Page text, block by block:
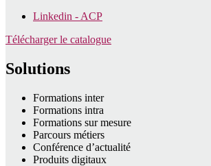
Linkedin - ACP
Télécharger le catalogue
Solutions
Formations inter
Formations intra
Formations sur mesure
Parcours métiers
Conférence d’actualité
Produits digitaux